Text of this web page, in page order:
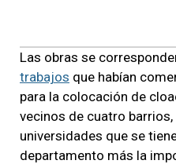
Las obras se
trabajos que habían
para la colocación de
vecinos de cuatro
universidades que se
departamento más la